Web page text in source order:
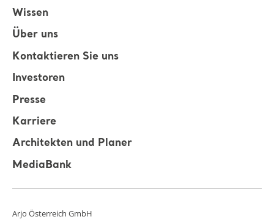
Wissen
Über uns
Kontaktieren Sie uns
Investoren
Presse
Karriere
Architekten und Planer
MediaBank
Arjo Österreich GmbH